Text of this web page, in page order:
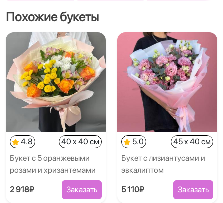
Похожие букеты
4.8
40 x 40 см
Букет с 5 оранжевыми
розами и хризантемами
2 918₽ Заказать
5.0
45 x 40 см
Букет с лизиантусами и
эвкалиптом
5 110₽ Заказать